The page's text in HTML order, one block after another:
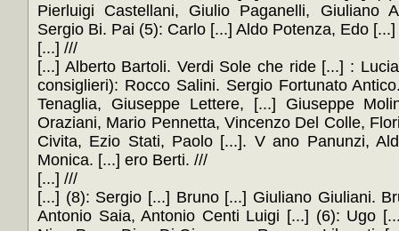
Pierluigi Castellani, Giulio Paganelli, Giuliano
Sergio Bi. Pai (5): Carlo [...] Aldo Potenza, Edo
[...] ///
[...] Alberto Bartoli. Verdi Sole che ride [...] :
consiglieri): Rocco Salini. Sergio Fortunato
Tenaglia, Giuseppe Lettere, [...] Giuseppe
Oraziani, Mario Pennetta, Vincenzo Del Colle,
Civita, Ezio Stati, Paolo [...]. V ano Panunzi,
Monica. [...] ero Berti. ///
[...] ///
[...] (8): Sergio [...] Bruno [...] Giuliano Giuliani.
Antonio Saia, Antonio Centi Luigi [...] (6): Ugo